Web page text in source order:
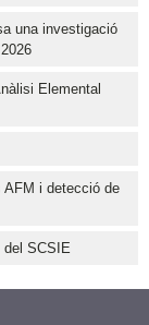
una investigació
Elemental
AFM i detecció de
del SCSIE